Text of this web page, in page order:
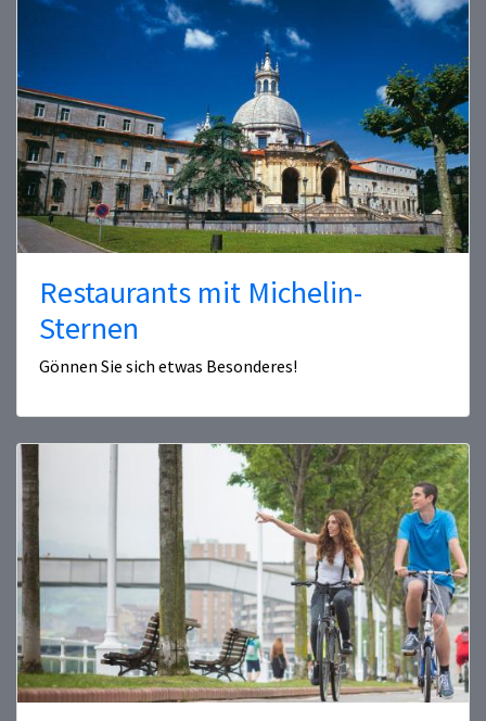
Restaurants mit Michelin-
Sternen
Gönnen Sie sich etwas Besonderes!